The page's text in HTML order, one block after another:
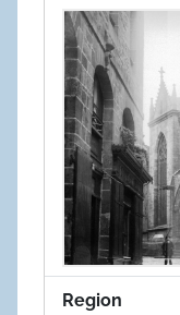
Region